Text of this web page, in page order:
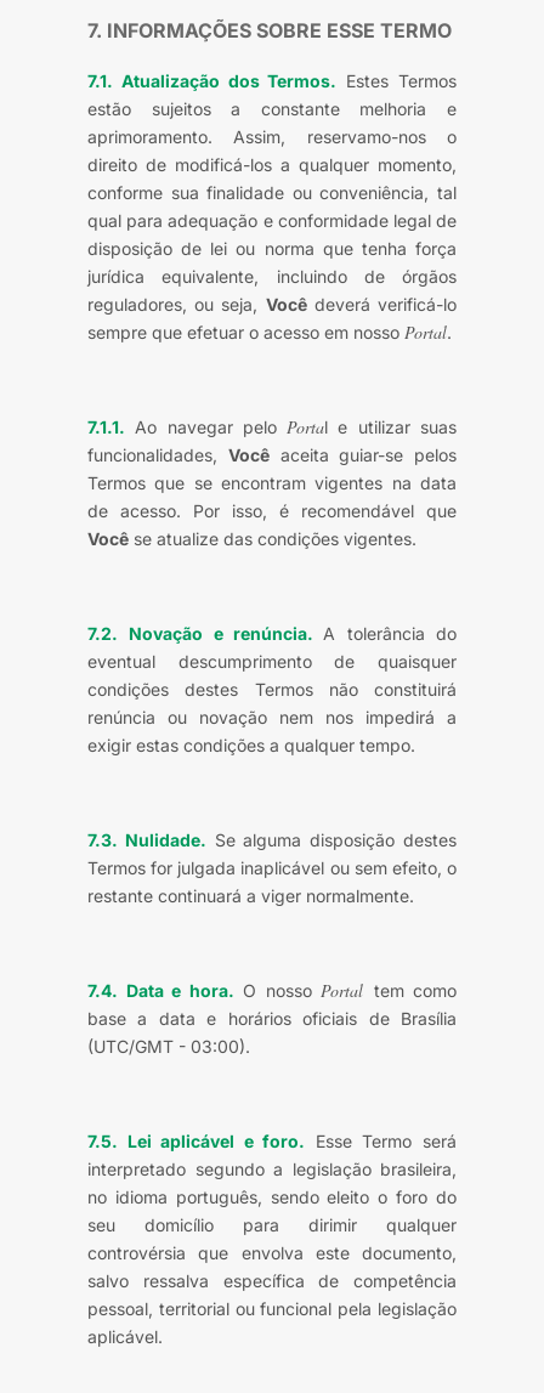
7. INFORMAÇÕES SOBRE ESSE TERMO
7.1. Atualização dos Termos. Estes Termos
estão sujeitos a constante melhoria e
aprimoramento. Assim, reservamo-nos o
direito de modificá-los a qualquer momento,
conforme sua finalidade ou conveniência, tal
qual para adequação e conformidade legal de
disposição de lei ou norma que tenha força
jurídica equivalente, incluindo de órgãos
reguladores, ou seja, Vocêdeverá verificá-lo
sempre que efetuar o acesso em nosso Portal.
7.1.1. Ao navegar pelo Portal e utilizar suas
funcionalidades, Vocêaceita guiar-se pelos
Termos que se encontram vigentes na data
de acesso. Por isso, é recomendável que
Você se atualize das condições vigentes.
7.2. Novação e renúncia. A tolerância do
eventual descumprimento de quaisquer
condições destes Termos não constituirá
renúncia ou novação nem nos impedirá a
exigir estas condições a qualquer tempo.
7.3. Nulidade. Se alguma disposição destes
Termos for julgada inaplicável ou sem efeito, o
restante continuará a viger normalmente.
7.4. Data e hora. O nosso Portal tem como
base a data e horários oficiais de Brasília
(UTC/GMT - 03:00).
7.5. Lei aplicável e foro. Esse Termo será
interpretado segundo a legislação brasileira,
no idioma português, sendo eleito o foro do
seu domicílio para dirimir qualquer
controvérsia que envolva este documento,
salvo ressalva específica de competência
pessoal, territorial ou funcional pela legislação
aplicável.